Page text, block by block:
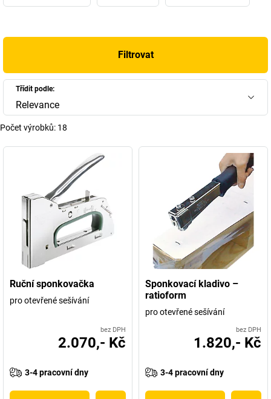
Filtrovat
Třídit podle:
Relevance
Počet výrobků: 18
Ruční sponkovačka
pro otevřené sešívání
bez DPH
2.070,- Kč
3-4 pracovní dny
Sponkovací kladivo –
ratioform
pro otevřené sešívání
bez DPH
1.820,- Kč
3-4 pracovní dny